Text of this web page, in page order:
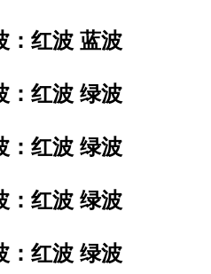
：红波 蓝波
：红波 绿波
：红波 绿波
：红波 绿波
：红波 绿波